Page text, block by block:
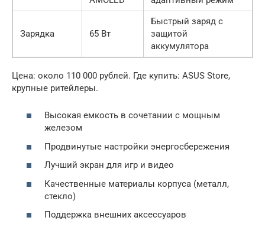
Зарядка 65 Вт
Быстрый заряд с
защитой
аккумулятора
Цена: около 110 000 рублей. Где купить: ASUS Store,
крупные ритейлеры.
Высокая емкость в сочетании с мощным
железом
Продвинутые настройки энергосбережения
Лучший экран для игр и видео
Качественные материалы корпуса (металл,
стекло)
Поддержка внешних аксессуаров